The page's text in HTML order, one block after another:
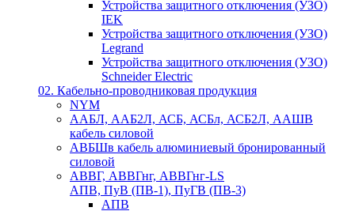
Устройства защитного отключения (УЗО)
IEK
Устройства защитного отключения (УЗО)
Legrand
Устройства защитного отключения (УЗО)
Schneider Electric
02. Кабельно-проводниковая продукция
NYM
ААБЛ, ААБ2Л, АСБ, АСБл, АСБ2Л, ААШВ
кабель силовой
АВБШв кабель алюминиевый бронированный
силовой
АВВГ, АВВГнг, АВВГнг-LS
АПВ, ПуВ (ПВ-1), ПуГВ (ПВ-3)
АПВ